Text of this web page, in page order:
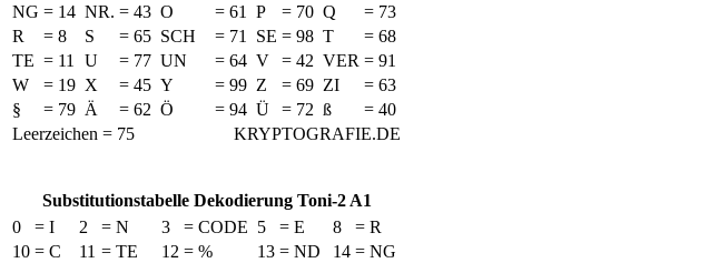
NG = 14 NR. = 43 O = 61 P = 70 Q = 73
R
= 8 S = 65 SCH = 71 SE = 98 T = 68
TE = 11 U = 77 UN = 64 V = 42 VER = 91
W
= 19 X = 45 Y = 99 Z = 69 ZI = 63
§
= 79 Ä = 62 Ö = 94 Ü = 72 ß = 40
Leerzeichen = 75
KRYPTOGRAFIE.DE
Substitutionstabelle Dekodierung Toni-2 A1
0
= I 2 = N 3 = CODE 5 = E 8 = R
10 = C 11 = TE 12 = % 13 = ND 14 = NG